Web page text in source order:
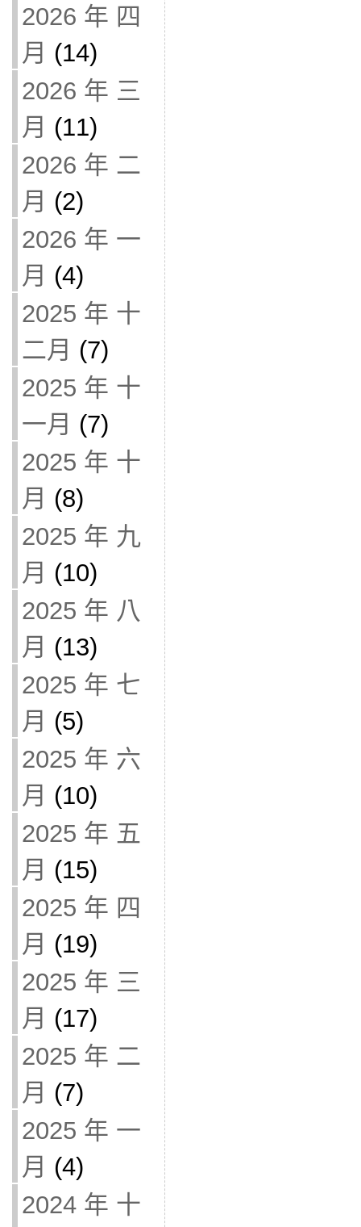
2026 年 四
月 (14)
2026 年 三
月 (11)
2026 年 二
月 (2)
2026 年 一
月 (4)
2025 年 十
二月 (7)
2025 年 十
一月 (7)
2025 年 十
月 (8)
2025 年 九
月 (10)
2025 年 八
月 (13)
2025 年 七
月 (5)
2025 年 六
月 (10)
2025 年 五
月 (15)
2025 年 四
月 (19)
2025 年 三
月 (17)
2025 年 二
月 (7)
2025 年 一
月 (4)
2024 年 十